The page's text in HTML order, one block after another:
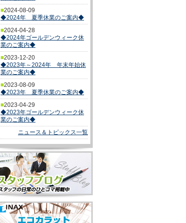
■2024-08-09
◆2024年 夏季休業のご案内◆
■2024-04-28
◆2024年ゴールデンウィーク休
業のご案内◆
■2023-12-20
◆2023年～2024年 年末年始休
業のご案内◆
■2023-08-09
◆2023年 夏季休業のご案内◆
■2023-04-29
◆2023年ゴールデンウィーク休
業のご案内◆
ニュース＆トピックス一覧